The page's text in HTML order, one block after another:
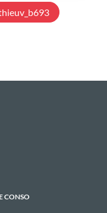
CONSO